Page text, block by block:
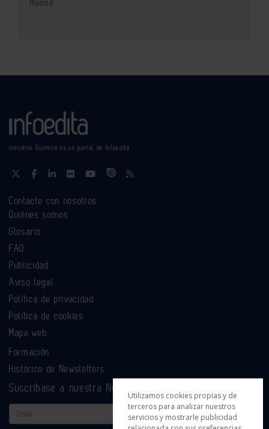
Madrid
Industria Química es un portal de Infoedita
Contacte con nosotros
Quiénes somos
Glosario
FAQ
Publicidad
Aviso legal
Política de privacidad
Política de cookies
Mapa web
Formación
Histórico de Newsletters
Suscríbase a nuestra Newsletter
Email
Utilizamos cookies propias y de
terceros para analizar nuestros
servicios y mostrarle publicidad